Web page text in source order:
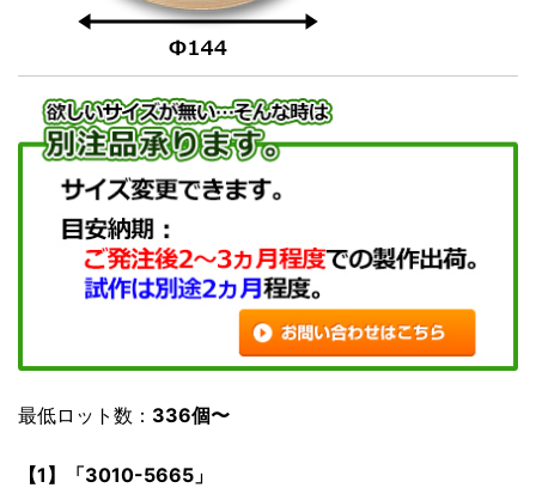
最低ロット数： 336個〜
【1】「3010-5665」